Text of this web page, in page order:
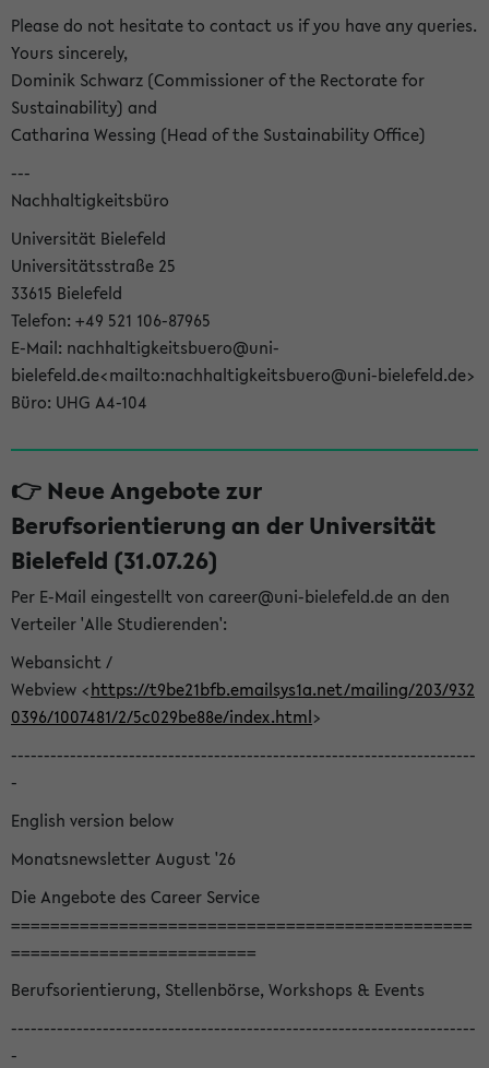
Please do not hesitate to contact us if you have any queries.
Yours sincerely,
Dominik Schwarz (Commissioner of the Rectorate for
Sustainability) and
Catharina Wessing (Head of the Sustainability Office)
---
Nachhaltigkeitsbüro
Universität Bielefeld
Universitätsstraße 25
33615 Bielefeld
Telefon: +49 521 106-87965
E-Mail: nachhaltigkeitsbuero@uni-
bielefeld.de<mailto:nachhaltigkeitsbuero@uni-bielefeld.de>
Büro: UHG A4-104
👉 Neue Angebote zur
Berufsorientierung an der Universität
Bielefeld (31.07.26)
Per E-Mail eingestellt von career@uni-bielefeld.de an den
Verteiler 'Alle Studierenden':
Webansicht /
Webview <https://t9be21bfb.emailsys1a.net/mailing/203/932
0396/1007481/2/5c029be88e/index.html>
-----------------------------------------------------------------------
-
English version below
Monatsnewsletter August '26
Die Angebote des Career Service
===============================================
=========================
Berufsorientierung, Stellenbörse, Workshops & Events
-----------------------------------------------------------------------
-